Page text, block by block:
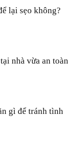
lại sẹo không?
nhà vừa an toàn
gì để tránh tình